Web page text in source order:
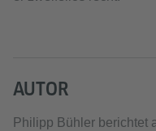
AUTOR
Philipp Bühler berichtet